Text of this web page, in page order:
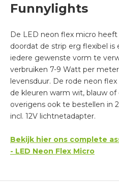
Funnylights
De LED neon flex micro
doordat de strip erg flexibel is
iedere gewenste vorm te
verbruiken 7-9 Watt per
levensduur. De rode neon
de kleuren warm wit, blauw
overigens ook te bestellen in
incl. 12V lichtnetadapter.
Bekijk hier ons complete
- LED Neon Flex Micro